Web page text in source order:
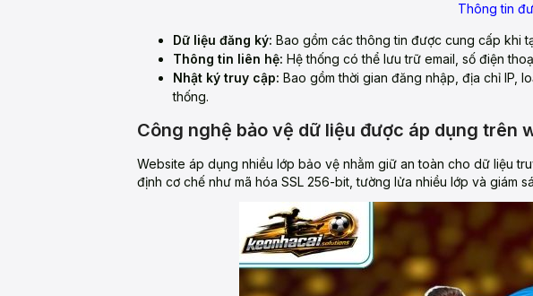
Thông tin
Dữ liệu đăng ký: Bao gồm các thông tin được cung cấp khi
Thông tin liên hệ: Hệ thống có thể lưu trữ email, số điện
Nhật ký truy cập: Bao gồm thời gian đăng nhập, địa chỉ IP,
thống.
Công nghệ bảo vệ dữ liệu được áp dụng trên
Website áp dụng nhiều lớp bảo vệ nhằm giữ an toàn cho dữ liệu
định cơ chế như mã hóa SSL 256-bit, tường lửa nhiều lớp và giám